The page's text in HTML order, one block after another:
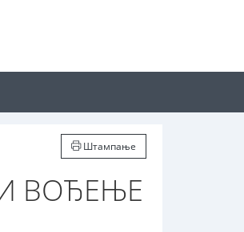
Штампање
ВОЂЕЊЕ